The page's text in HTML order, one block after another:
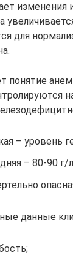
изменения
для
понятие
– уровень
– 80-90 г/
данные